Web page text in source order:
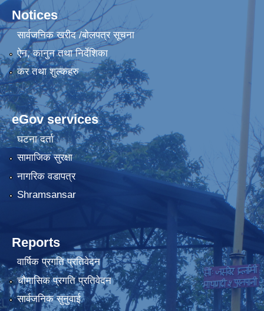
Notices
सार्वजनिक खरीद /बोलपत्र सूचना
ऐन, कानुन तथा निर्देशिका
कर तथा शुल्कहरु
eGov services
घटना दर्ता
सामाजिक सुरक्षा
नागरिक वडापत्र
Shramsansar
Reports
वार्षिक प्रगति प्रतिवेदन
चौमासिक प्रगति प्रतिवेदन
सार्वजनिक सुनुवाई